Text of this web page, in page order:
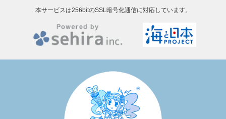
本サービスは256bitのSSL暗号化通信に対応しています。